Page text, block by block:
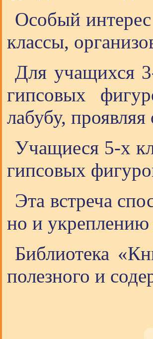
Особый
классы,
Для учащихся
гипсовых
лабубу,
Учащиеся 5-х
гипсовых
Эта встреча
но и
Библиотека
полезного и